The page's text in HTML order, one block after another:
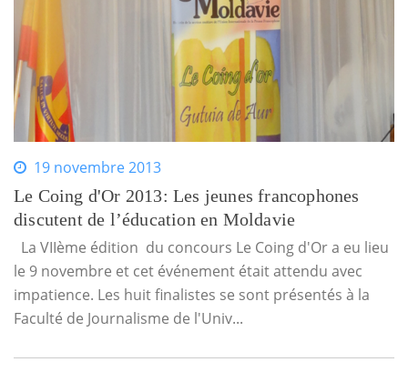
19 novembre 2013
Le Coing d'Or 2013: Les jeunes francophones
discutent de l’éducation en Moldavie
La VIIème édition du concours Le Coing d'Or a eu lieu
le 9 novembre et cet événement était attendu avec
impatience. Les huit finalistes se sont présentés à la
Faculté de Journalisme de l'Univ...